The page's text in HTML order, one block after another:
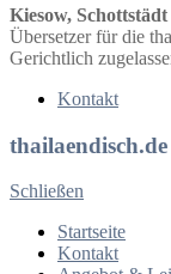
Kiesow,
Übersetzer für die
Gerichtlich
Kontakt
thailaendisch.de
Schließen
Startseite
Kontakt